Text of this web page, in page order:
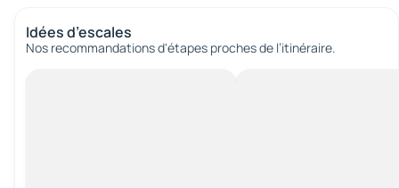
Idées d’escales
Nos recommandations d'étapes proches de l’itinéraire.